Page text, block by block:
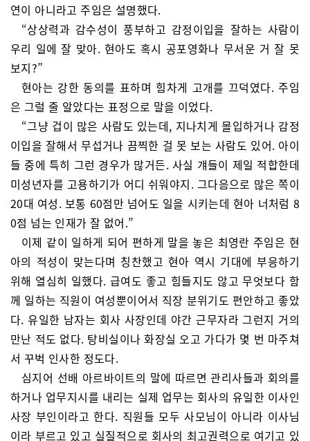
연이 아니라고 주임은 설명했다.
“상상력과 감수성이 풍부하고 감정이입을 잘하는 사람이
우리 일에 잘 맞아. 현아도 혹시 공포영화나 무서운 거 잘 못
보지?”
현아는 강한 동의를 표하며 힘차게 고개를 끄덕였다. 주임
은 그럴 줄 알았다는 표정으로 말을 이었다.
“그냥 겁이 많은 사람도 있는데, 지나치게 몰입하거나 감정
이입을 잘해서 무섭거나 끔찍한 걸 못 보는 사람도 있어. 아이
들 중에 특히 그런 경우가 많거든. 사실 걔들이 제일 적합한데
미성년자를 고용하기가 어디 쉬워야지. 그다음으로 많은 쪽이
20대 여성. 보통 60점만 넘어도 일을 시키는데 현아 너처럼 8
0점 넘는 인재가 잘 없어.”
이제 같이 일하게 되어 편하게 말을 놓은 최영란 주임은 현
아의 적성이 맞는다며 칭찬했고 현아 역시 기대에 부응하기
위해 열심히 일했다. 급여도 좋고 힘들지도 않고 무엇보다 함
께 일하는 직원이 여성뿐이어서 직장 분위기도 편안하고 좋았
다. 유일한 남자는 회사 사장인데 야간 근무자라 그런지 거의
만난 적도 없다. 탕비실이나 화장실 오고 가다가 몇 번 마주쳐
서 꾸벅 인사한 정도다.
심지어 선배 아르바이트의 말에 따르면 관리사들과 회의를
하거나 업무지시를 내리는 실제 업무는 회사의 유일한 이사인
사장 부인이라고 한다. 직원들 모두 사모님이 아니라 이사님
이라 부르고 있고 실질적으로 회사의 최고권력으로 여기고 있